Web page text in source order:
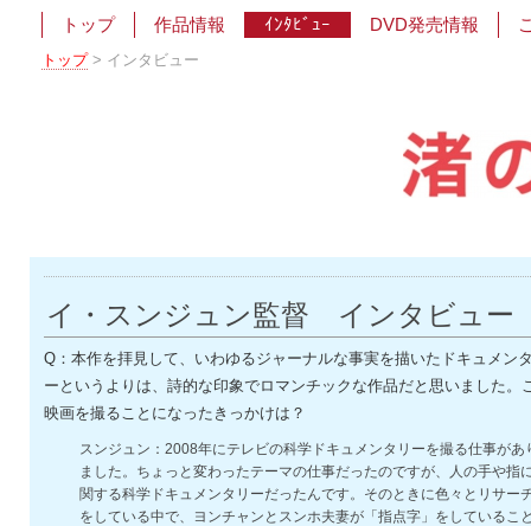
トップ 作品情報 ｲﾝﾀﾋﾞｭｰ DVD発売情報
トップ> インタビュー
イ・スンジュン監督 インタビュー
Q：本作を拝見して、いわゆるジャーナルな事実を描いたドキュメン
ーというよりは、詩的な印象でロマンチックな作品だと思いました。
映画を撮ることになったきっかけは？
スンジュン：2008年にテレビの科学ドキュメンタリーを撮る仕事があ
ました。ちょっと変わったテーマの仕事だったのですが、人の手や指
関する科学ドキュメンタリーだったんです。そのときに色々とリサー
をしている中で、ヨンチャンとスンホ夫妻が「指点字」をしているこ